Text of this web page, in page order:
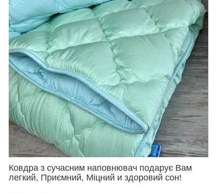
Ковдра з сучасним наповнювач подарує Вам
легкий, Приємний, Міцний и здоровий сон!